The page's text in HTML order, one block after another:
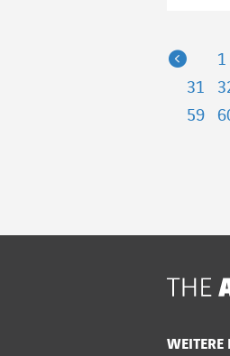
1
31
59
WEITERE